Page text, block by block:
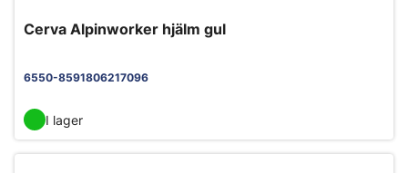
Cerva Alpinworker hjälm gul
6550-8591806217096
I lager